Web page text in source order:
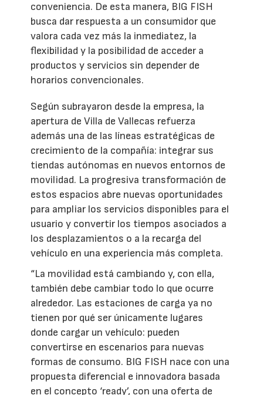
conveniencia. De esta manera, BIG FISH
busca dar respuesta a un consumidor que
valora cada vez más la inmediatez, la
flexibilidad y la posibilidad de acceder a
productos y servicios sin depender de
horarios convencionales.
Según subrayaron desde la empresa, la
apertura de Villa de Vallecas refuerza
además una de las líneas estratégicas de
crecimiento de la compañía: integrar sus
tiendas autónomas en nuevos entornos de
movilidad. La progresiva transformación de
estos espacios abre nuevas oportunidades
para ampliar los servicios disponibles para el
usuario y convertir los tiempos asociados a
los desplazamientos o a la recarga del
vehículo en una experiencia más completa.
“La movilidad está cambiando y, con ella,
también debe cambiar todo lo que ocurre
alrededor. Las estaciones de carga ya no
tienen por qué ser únicamente lugares
donde cargar un vehículo: pueden
convertirse en escenarios para nuevas
formas de consumo. BIG FISH nace con una
propuesta diferencial e innovadora basada
en el concepto ‘ready’, con una oferta de